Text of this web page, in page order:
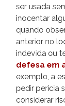
ser usada
inocentar
quando
anterior no
indevida ou
defesa em
exemplo, a
pedir perícia
considerar